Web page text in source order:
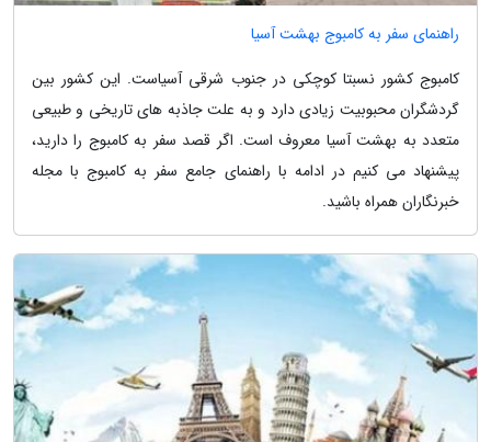
راهنمای سفر به کامبوج بهشت آسیا
کامبوج کشور نسبتا کوچکی در جنوب شرقی آسیاست. این کشور بین
گردشگران محبوبیت زیادی دارد و به علت جاذبه های تاریخی و طبیعی
متعدد به بهشت آسیا معروف است. اگر قصد سفر به کامبوج را دارید،
پیشنهاد می کنیم در ادامه با راهنمای جامع سفر به کامبوج با مجله
خبرنگاران همراه باشید.